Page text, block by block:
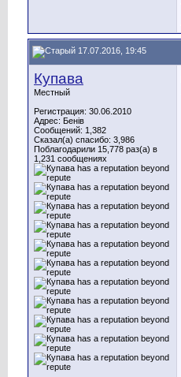
17.07.2016, 19:45
Купава
Местный
Регистрация: 30.06.2010
Адрес: Бенів
Сообщений: 1,382
Сказал(а) спасибо: 3,986
Поблагодарили 15,778 раз(а) в
1,231 сообщениях